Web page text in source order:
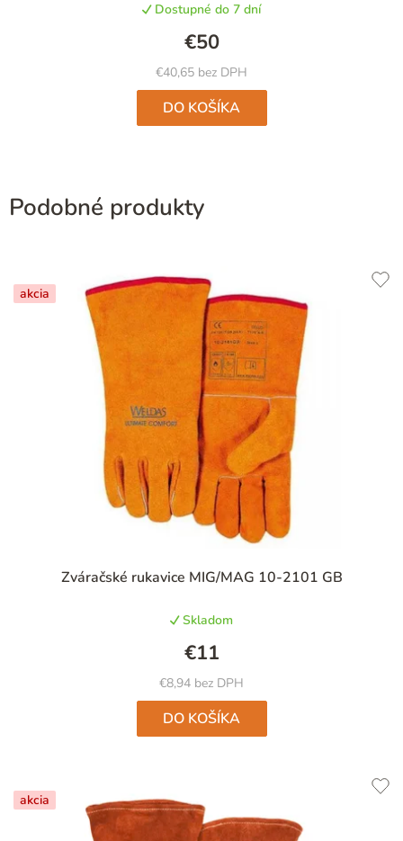
je
4,6
z
5
hviezdičiek.
Dostupné do 7 dní
€40,65 bez DPH
€50
DO KOŠÍKA
Podobné produkty
akcia
Zváračské rukavice MIG/MAG 10-2101 GB
Skladom
€8,94 bez DPH
€11
DO KOŠÍKA
akcia